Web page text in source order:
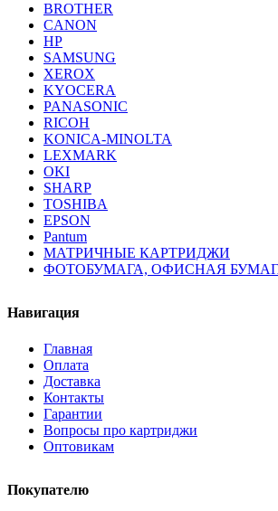
BROTHER
CANON
HP
SAMSUNG
XEROX
KYOCERA
PANASONIC
RICOH
KONICA-MINOLTA
LEXMARK
OKI
SHARP
TOSHIBA
EPSON
Pantum
МАТРИЧНЫЕ КАРТРИДЖИ
ФОТОБУМАГА, ОФИСНАЯ
Навигация
Главная
Оплата
Доставка
Контакты
Гарантии
Вопросы про картриджи
Оптовикам
Покупателю